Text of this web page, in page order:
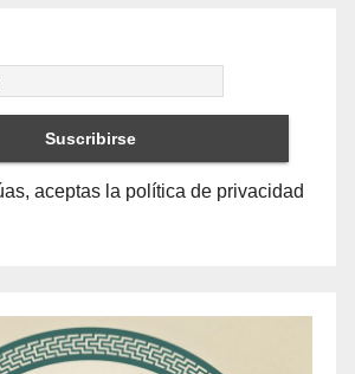
aceptas la política de privacidad